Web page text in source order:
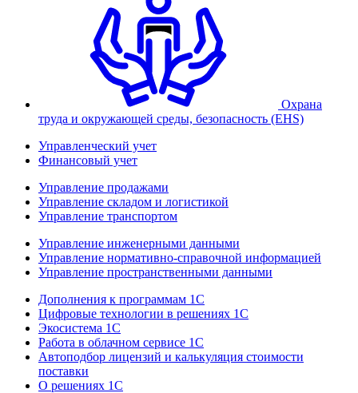
Охрана
труда и окружающей среды, безопасность (EHS)
Управленческий учет
Финансовый учет
Управление продажами
Управление складом и логистикой
Управление транспортом
Управление инженерными данными
Управление нормативно-справочной информацией
Управление пространственными данными
Дополнения к программам 1С
Цифровые технологии в решениях 1С
Экосистема 1С
Работа в облачном сервисе 1С
Автоподбор лицензий и калькуляция стоимости
поставки
О решениях 1С